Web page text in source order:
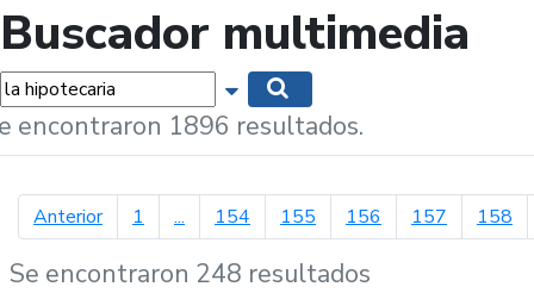
Buscador multimedia
Mostrar opciones de búsqueda
encontraron 1896 resultados.
Anteriorpágina anterior
1 ... 154 155 156 157 158
Se encontraron 248 resultados